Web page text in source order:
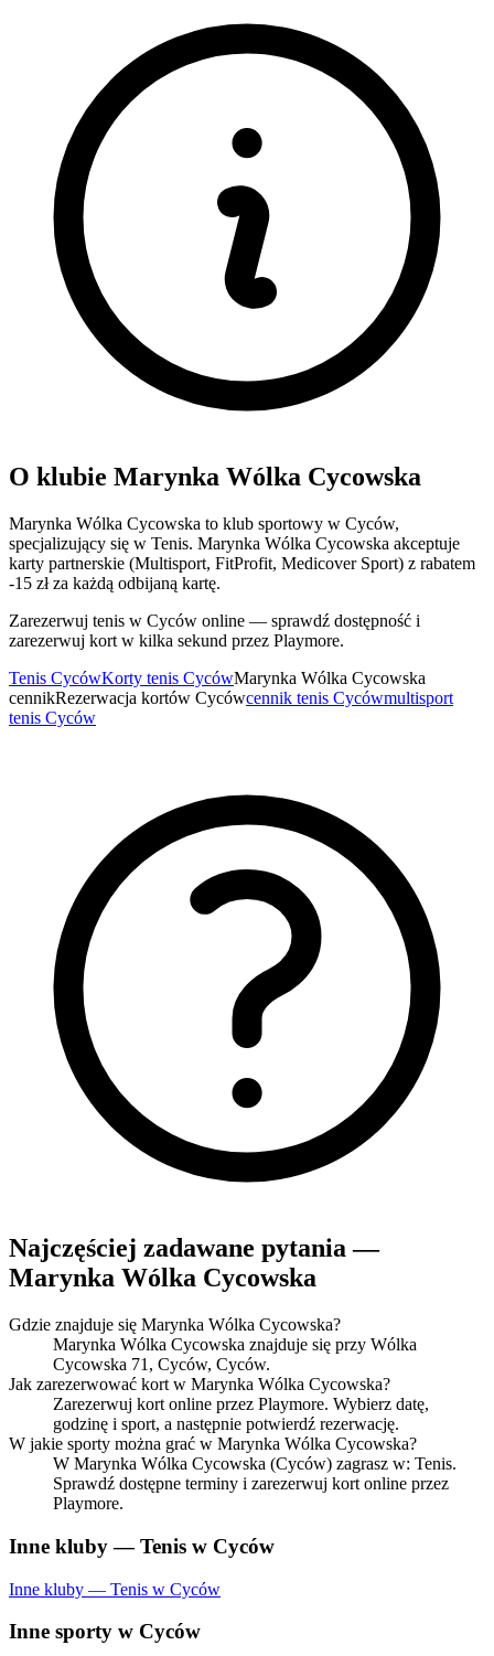
O klubie Marynka Wólka Cycowska
Marynka Wólka Cycowska to klub sportowy w Cyców,
specjalizujący się w Tenis. Marynka Wólka Cycowska akceptuje
karty partnerskie (Multisport, FitProfit, Medicover Sport) z rabatem
-15 zł za każdą odbijaną kartę.
Zarezerwuj tenis w Cyców online — sprawdź dostępność i
zarezerwuj kort w kilka sekund przez Playmore.
Tenis CycówKorty tenis CycówMarynka Wólka Cycowska
cennikRezerwacja kortów Cycówcennik tenis Cycówmultisport
tenis Cyców
Najczęściej zadawane pytania —
Marynka Wólka Cycowska
Gdzie znajduje się Marynka Wólka Cycowska?
Marynka Wólka Cycowska znajduje się przy Wólka
Cycowska 71, Cyców, Cyców.
Jak zarezerwować kort w Marynka Wólka Cycowska?
Zarezerwuj kort online przez Playmore. Wybierz datę,
godzinę i sport, a następnie potwierdź rezerwację.
W jakie sporty można grać w Marynka Wólka Cycowska?
W Marynka Wólka Cycowska (Cyców) zagrasz w: Tenis.
Sprawdź dostępne terminy i zarezerwuj kort online przez
Playmore.
Inne kluby — Tenis w Cyców
Inne kluby — Tenis w Cyców
Inne sporty w Cyców